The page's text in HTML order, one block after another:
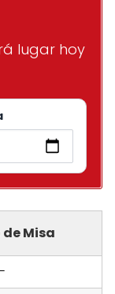
lugar hoy
Misa
-